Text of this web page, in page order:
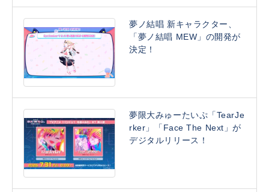
夢ノ結唱 新キャラクター、
「夢ノ結唱 MEW」の開発が
決定！
夢限大みゅーたいぷ「TearJe
rker」「Face The Next」が
デジタルリリース！